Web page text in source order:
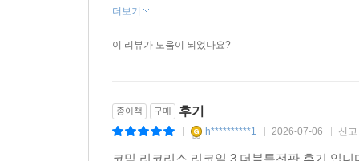
발행됬는데 여고생들의 비밀임무 그리고 굉
종이책 구매 후기
| h**********1 2026-07-06 신고